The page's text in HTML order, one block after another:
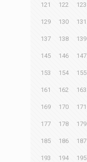
121 122 123
129 130 131
137 138 139
145 146 147
153 154 155
161 162 163
169 170 171
177 178 179
185 186 187
193 194 195